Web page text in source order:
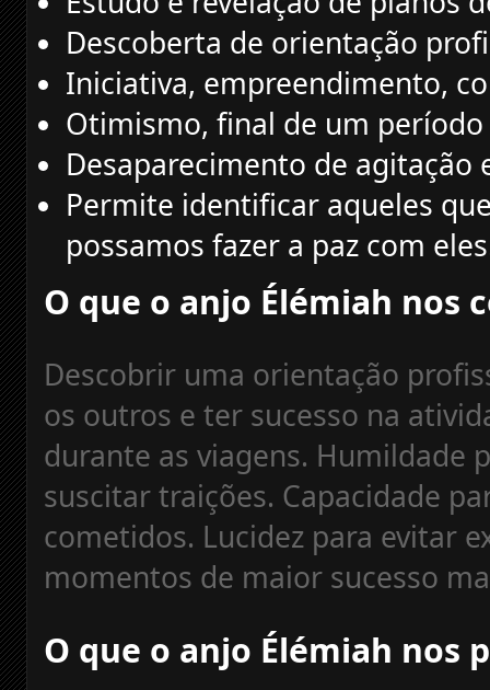
Descoberta de orientação
Iniciativa, empreendimento,
Otimismo, final de um
Desaparecimento de agitação
Permite identificar aqueles
possamos fazer a paz com
O que o anjo Élémiah nos
Descobrir uma orientação
os outros e ter sucesso na
durante as viagens. Humildade
suscitar traições. Capacidade
cometidos. Lucidez para evitar
momentos de maior sucesso
O que o anjo Élémiah nos